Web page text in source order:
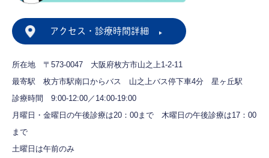
アクセス・診療時間詳細
所在地 〒573-0047 大阪府枚方市山之上1-2-11
最寄駅 枚方市駅南口からバス 山之上バス停下車4分 星ヶ丘駅
診療時間 9:00-12:00／14:00-19:00
月曜日・金曜日の午後診療は20：00まで 木曜日の午後診療は17：00
まで
土曜日は午前のみ